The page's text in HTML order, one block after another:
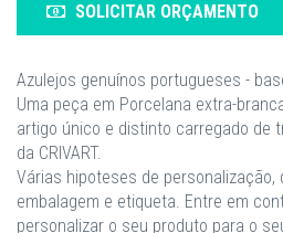
SOLICITAR ORÇAMENTO
Azulejos genuínos portugueses -
Uma peça em Porcelana extra-
artigo único e distinto carregado de
da CRIVART.
Várias hipoteses de personalização,
embalagem e etiqueta. Entre em
personalizar o seu produto para o